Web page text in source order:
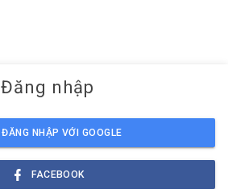
Đăng nhập
ĐĂNG NHẬP VỚI GOOGLE
FACEBOOK